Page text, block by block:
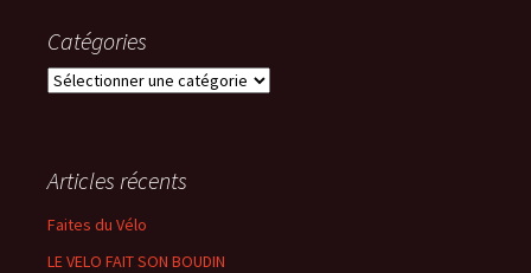
Catégories
Catégories
Articles récents
Faites du Vélo
LE VELO FAIT SON BOUDIN